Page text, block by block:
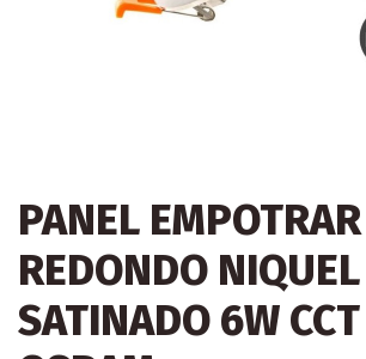
PANEL EMPOTRAR
REDONDO NIQUEL
SATINADO 6W